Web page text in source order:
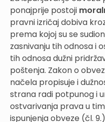
ponajprije postoji
pravni izričaj dobiva
prema kojoj su se
zasnivanju tih odnosa i
tih odnosa dužni
poštenja. Zakon o
načela propisuje i
strana radi potpunog i
ostvarivanja prava u
ispunjenja obveze (čl.